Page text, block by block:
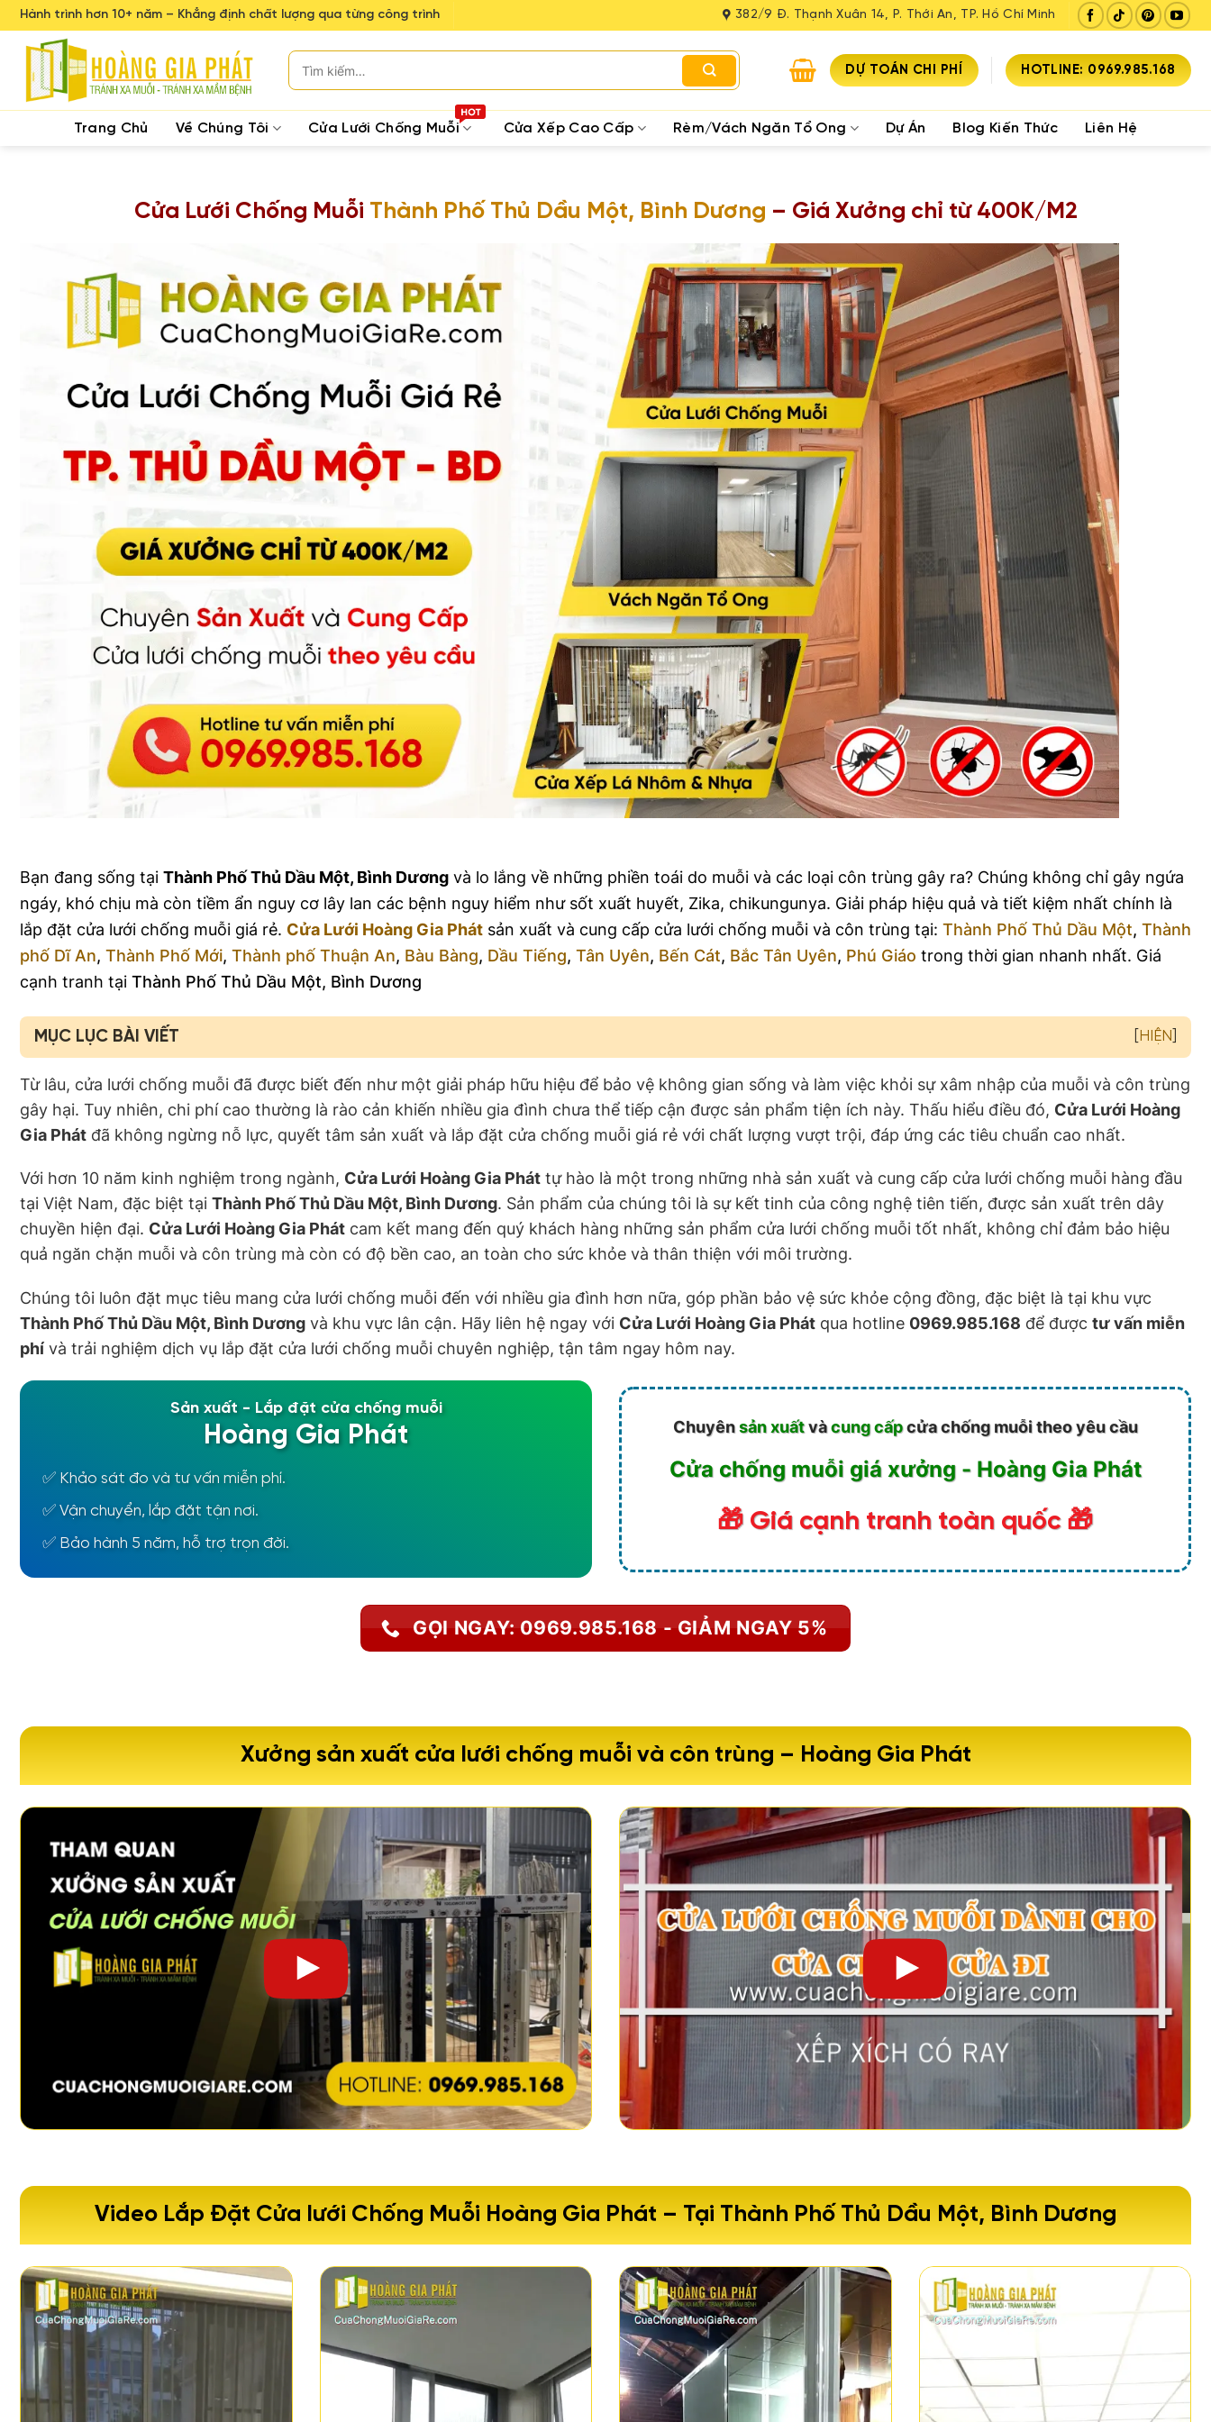
Skip
to
content
Hành trình hơn 10+ năm – Khẳng định chất lượng qua từng công trình 382/9 Đ. Thạnh Xuân 14, P. Thới An, TP. Hồ Chí Minh
kiếm:
DỰ TOÁN CHI PHÍ HOTLINE: 0969.985.168
Trang Chủ Về Chúng Tôi Cửa Lưới Chống Muỗi Cửa Xếp Cao Cấp Rèm/Vách Ngăn Tổ Ong Dự Án Blog Kiến Thức Liên Hệ
Cửa Lưới Chống Muỗi Thành Phố Thủ Dầu Một, Bình Dương – Giá Xưởng chỉ từ 400K/M2
Bạn đang sống tại Thành Phố Thủ Dầu Một, Bình Dương và lo lắng về những phiền toái do muỗi và các loại côn trùng gây ra? Chúng không chỉ gây ngứa
ngáy, khó chịu mà còn tiềm ẩn nguy cơ lây lan các bệnh nguy hiểm như sốt xuất huyết, Zika, chikungunya. Giải pháp hiệu quả và tiết kiệm nhất chính là
lắp đặt cửa lưới chống muỗi giá rẻ. Cửa Lưới Hoàng Gia Phát sản xuất và cung cấp cửa lưới chống muỗi và côn trùng tại: Thành Phố Thủ Dầu Một, Thành
phố Dĩ An, Thành Phố Mới, Thành phố Thuận An, Bàu Bàng, Dầu Tiếng, Tân Uyên, Bến Cát, Bắc Tân Uyên, Phú Giáo trong thời gian nhanh nhất. Giá
cạnh tranh tại Thành Phố Thủ Dầu Một, Bình Dương
MỤC LỤC BÀI VIẾT HIỆN
Từ lâu, cửa lưới chống muỗi đã được biết đến như một giải pháp hữu hiệu để bảo vệ không gian sống và làm việc khỏi sự xâm nhập của muỗi và côn trùng
gây hại. Tuy nhiên, chi phí cao thường là rào cản khiến nhiều gia đình chưa thể tiếp cận được sản phẩm tiện ích này. Thấu hiểu điều đó, Cửa Lưới Hoàng
Gia Phát đã không ngừng nỗ lực, quyết tâm sản xuất và lắp đặt cửa chống muỗi giá rẻ với chất lượng vượt trội, đáp ứng các tiêu chuẩn cao nhất.
Với hơn 10 năm kinh nghiệm trong ngành, Cửa Lưới Hoàng Gia Phát tự hào là một trong những nhà sản xuất và cung cấp cửa lưới chống muỗi hàng đầu
tại Việt Nam, đặc biệt tại Thành Phố Thủ Dầu Một, Bình Dương. Sản phẩm của chúng tôi là sự kết tinh của công nghệ tiên tiến, được sản xuất trên dây
chuyền hiện đại. Cửa Lưới Hoàng Gia Phát cam kết mang đến quý khách hàng những sản phẩm cửa lưới chống muỗi tốt nhất, không chỉ đảm bảo hiệu
quả ngăn chặn muỗi và côn trùng mà còn có độ bền cao, an toàn cho sức khỏe và thân thiện với môi trường.
Chúng tôi luôn đặt mục tiêu mang cửa lưới chống muỗi đến với nhiều gia đình hơn nữa, góp phần bảo vệ sức khỏe cộng đồng, đặc biệt là tại khu vực
Thành Phố Thủ Dầu Một, Bình Dương và khu vực lân cận. Hãy liên hệ ngay với Cửa Lưới Hoàng Gia Phát qua hotline 0969.985.168 để được tư vấn miễn
phí và trải nghiệm dịch vụ lắp đặt cửa lưới chống muỗi chuyên nghiệp, tận tâm ngay hôm nay.
Sản xuất - Lắp đặt cửa chống muỗi
Hoàng Gia Phát
✅ Khảo sát đo và tư vấn miễn phí.
✅ Vận chuyển, lắp đặt tận nơi.
✅ Bảo hành 5 năm, hỗ trợ trọn đời.
Chuyênsản xuấtvàcung cấpcửa chống muỗi theo yêu cầu
Cửa chống muỗi giá xưởng - Hoàng Gia Phát
🎁 Giá cạnh tranh toàn quốc 🎁
GỌI NGAY: 0969.985.168 - GIẢM NGAY 5%
Xưởng sản xuất cửa lưới chống muỗi và côn trùng – Hoàng Gia Phát
Video Lắp Đặt Cửa lưới Chống Muỗi Hoàng Gia Phát – Tại Thành Phố Thủ Dầu Một, Bình Dương